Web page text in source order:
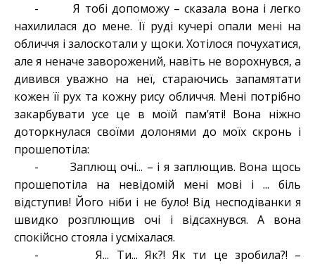
- Я тобі допоможу – сказала вона і легко
нахилилася до мене. Її руді кучері опали мені на
обличчя і залоскотали у щоки. Хотілося почухатися,
але я неначе заворожений, навіть не ворохнувся, а
дивився уважно на неї, стараючись запамятати
кожен її рух та кожну рису обличчя. Мені потрібно
закарбувати усе це в моїй пам’яті! Вона ніжно
доторкнулася своїми долонями до моїх скронь і
прошепотіла:
- Заплющ очі... – і я заплющив. Вона щось
прошепотіла на невідомій мені мові і ... біль
відступив! Його ніби і не було! Від несподіванки я
швидко розплющив очі і відсахнувся. А вона
спокійсно стояла і усміхалася.
- Я... Ти... Як?! Як ти це зробила?! –